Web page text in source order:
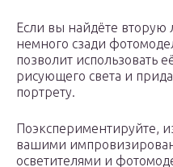
Если вы найдёте вторую
немного сзади
позволит использовать
рисующего света и
портрету.
Поэкспериментируйте,
вашими
осветителями и